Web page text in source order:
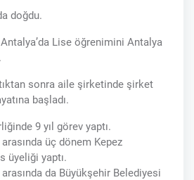
doğdu.
Lise öğrenimini Antalya
sonra aile şirketinde şirket
başladı.
9 yıl görev yaptı.
arasında üç dönem Kepez
üyeliği yaptı.
arasında da Büyükşehir Belediyesi